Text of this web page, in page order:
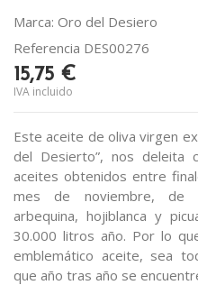
Marca: Oro del Desiero
Referencia DES00276
15,75 €
IVA incluido
Este aceite de oliva virgen
del Desierto”, nos deleita
aceites obtenidos entre
mes de noviembre, de
arbequina, hojiblanca y
30.000 litros año. Por lo
emblemático aceite, sea
que año tras año se